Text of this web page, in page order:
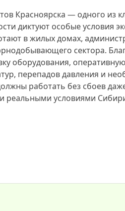
Красноярска — одного
диктуют особые условия
в жилых домах,
сектора.
оборудования,
перепадов давления и
работать без сбоев
реальными условиями